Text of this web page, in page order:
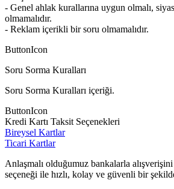
- Genel ahlak kurallarına uygun olmalı,
olmamalıdır.
- Reklam içerikli bir soru olmamalıdır.
ButtonIcon
Soru Sorma Kuralları
Soru Sorma Kuralları içeriği.
ButtonIcon
Kredi Kartı Taksit Seçenekleri
Bireysel Kartlar
Ticari Kartlar
Anlaşmalı olduğumuz bankalarla
seçeneği ile hızlı, kolay ve güvenli bir